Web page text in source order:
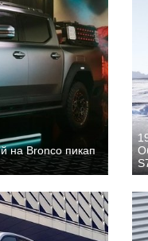
на Bronco пикап